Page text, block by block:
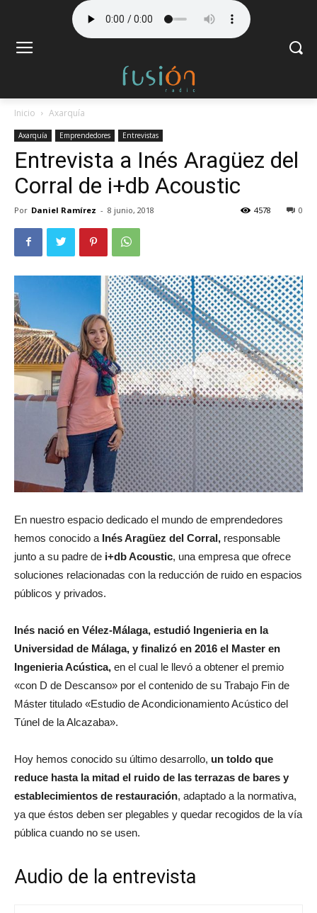
Inicio Axarquía
Axarquía Emprendedores Entrevistas
Entrevista a Inés Aragüez del
Corral de i+db Acoustic
Por Daniel Ramírez - 8 junio, 2018 0
4578
En nuestro espacio dedicado el mundo de emprendedores
hemos conocido a Inés Aragüez del Corral, responsable
junto a su padre de i+db Acoustic, una empresa que ofrece
soluciones relacionadas con la reducción de ruido en espacios
públicos y privados.
Inés nació en Vélez-Málaga, estudió Ingenieria en la
Universidad de Málaga, y finalizó en 2016 el Master en
Ingenieria Acústica, en el cual le llevó a obtener el premio
«con D de Descanso» por el contenido de su Trabajo Fin de
Máster titulado «Estudio de Acondicionamiento Acústico del
Túnel de la Alcazaba».
Hoy hemos conocido su último desarrollo, un toldo que
reduce hasta la mitad el ruido de las terrazas de bares y
establecimientos de restauración, adaptado a la normativa,
ya que éstos deben ser plegables y quedar recogidos de la vía
pública cuando no se usen.
Audio de la entrevista